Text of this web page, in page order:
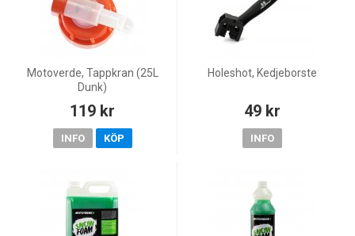
Motoverde, Tappkran (25L
Dunk)
119 kr
INFO KÖP
Holeshot, Kedjeborste
49 kr
INFO